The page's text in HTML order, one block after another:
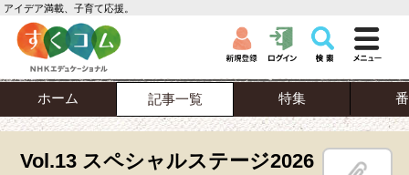
アイデア満載、子育て応援。
ホーム 記事一覧 特集
Vol.13 スペシャルステージ2026